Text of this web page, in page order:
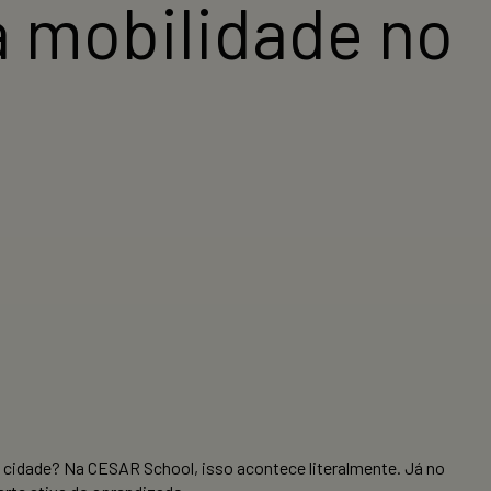
mobilidade no
Na CESAR School, isso acontece literalmente. Já no